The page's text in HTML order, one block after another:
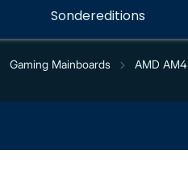
Sondereditions
Gaming Mainboards AMD AM4